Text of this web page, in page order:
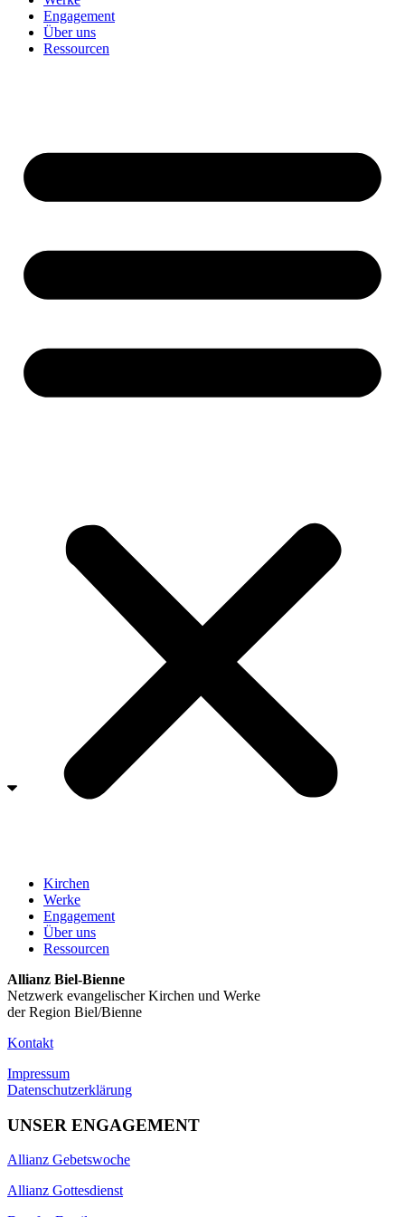
Engagement
Über uns
Ressourcen
Kirchen
Werke
Engagement
Über uns
Ressourcen
Allianz Biel-Bienne
Netzwerk evangelischer Kirchen und Werke
der Region Biel/Bienne
Kontakt
Impressum
Datenschutzerklärung
UNSER ENGAGEMENT
Allianz Gebetswoche
Allianz Gottesdienst